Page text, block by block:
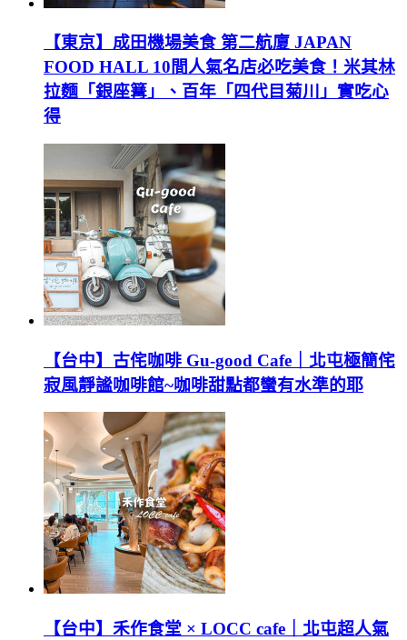
【東京】成田機場美食 第二航廈 JAPAN
FOOD HALL 10間人氣名店必吃美食！米其林
拉麵「銀座篝」、百年「四代目菊川」實吃心
得
【台中】古侘咖啡 Gu-good Cafe｜北屯極簡侘
寂風靜謐咖啡館~咖啡甜點都蠻有水準的耶
【台中】禾作食堂 × LOCC cafe｜北屯超人氣